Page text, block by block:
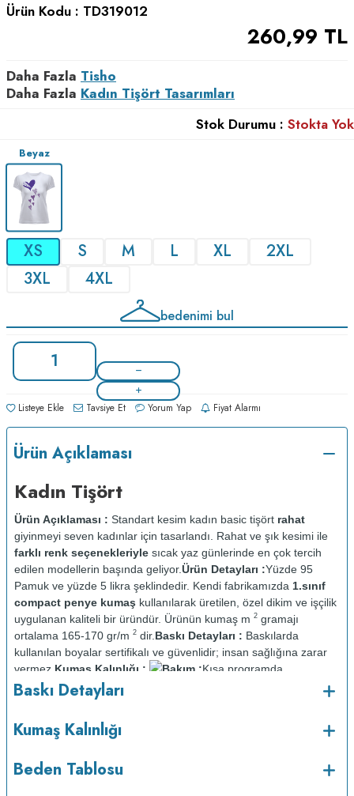
Ürün Kodu : TD319012
260,99 TL
Daha Fazla Tisho
Daha Fazla Kadın Tişört Tasarımları
Stok Durumu : Stokta Yok
Beyaz
XS S M L XL
2XL
3XL
4XL
bedenimi bul
Listeye Ekle Tavsiye Et Yorum Yap Fiyat Alarmı
Ürün Açıklaması
Kadın Tişört
Ürün Açıklaması : Standart kesim kadın basic tişört rahat
giyinmeyi seven kadınlar için tasarlandı. Rahat ve şık kesimi ile
farklı renk seçenekleriyle sıcak yaz günlerinde en çok tercih
edilen modellerin başında geliyor.Ürün Detayları :Yüzde 95
Pamuk ve yüzde 5 likra şeklindedir. Kendi fabrikamızda 1.sınıf
compact penye kumaş kullanılarak üretilen, özel dikim ve işçilik
uygulanan kaliteli bir üründür. Ürünün kumaş m 2 gramajı
ortalama 165-170 gr/m 2 dir. Baskı Detayları : Baskılarda
kullanılan boyalar sertifikalı ve güvenlidir; insan sağlığına zarar
vermez. Kumaş Kalınlığı : Bakım :Kısa programda
maksimum 30 C sıcaklıkta ve tersten yıkanır.
Kurutma makinesinde kurutulmaz. Orta ısıda ve tersten
Baskı Detayları
Kumaş Kalınlığı
Beden Tablosu